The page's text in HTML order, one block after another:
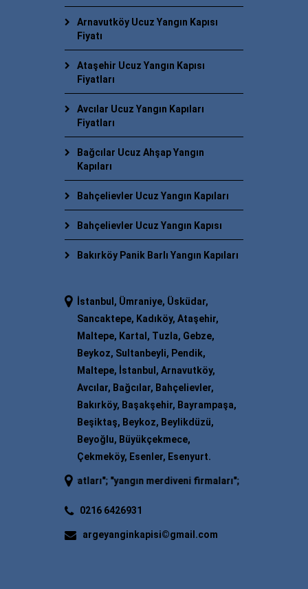
Arnavutköy Ucuz Yangın Kapısı
Fiyatı
Ataşehir Ucuz Yangın Kapısı
Fiyatları
Avcılar Ucuz Yangın Kapıları
Fiyatları
Bağcılar Ucuz Ahşap Yangın
Kapıları
Bahçelievler Ucuz Yangın Kapıları
Bahçelievler Ucuz Yangın Kapısı
Bakırköy Panik Barlı Yangın Kapıları
İstanbul, Ümraniye, Üsküdar,
Sancaktepe, Kadıköy, Ataşehir,
Maltepe, Kartal, Tuzla, Gebze,
Beykoz, Sultanbeyli, Pendik,
Maltepe, İstanbul, Arnavutköy,
Avcılar, Bağcılar, Bahçelievler,
Bakırköy, Başakşehir, Bayrampaşa,
Beşiktaş, Beykoz, Beylikdüzü,
Beyoğlu, Büyükçekmece,
Çekmeköy, Esenler, Esenyurt.
yangın merdiveni firmaları"; " yangın merdiveni imalatı
0216 6426931
argeyanginkapisi©gmail.com